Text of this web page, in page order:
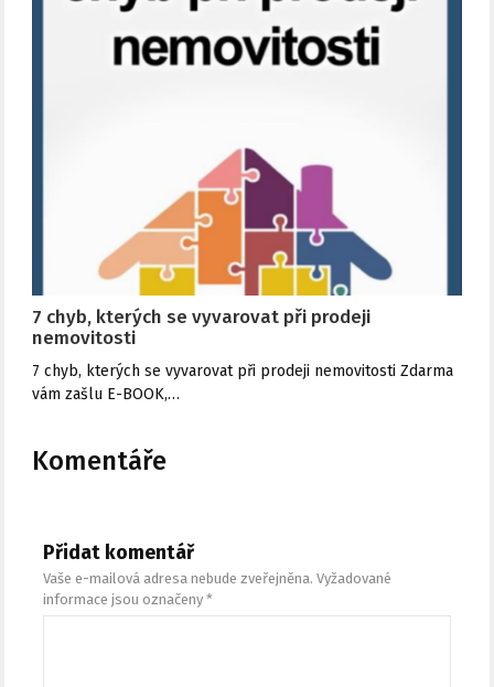
7 chyb, kterých se vyvarovat při prodeji
nemovitosti
7 chyb, kterých se vyvarovat při prodeji nemovitosti Zdarma
vám zašlu E-BOOK,…
Komentáře
Přidat komentář
Vaše e-mailová adresa nebude zveřejněna. Vyžadované
informace jsou označeny*